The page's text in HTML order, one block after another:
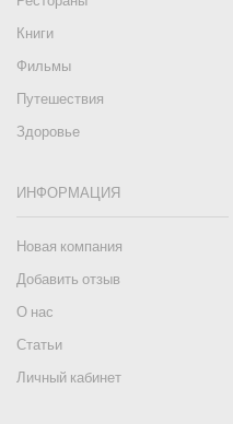
Книги
Фильмы
Путешествия
Здоровье
ИНФОРМАЦИЯ
Новая компания
Добавить отзыв
О нас
Статьи
Личный кабинет